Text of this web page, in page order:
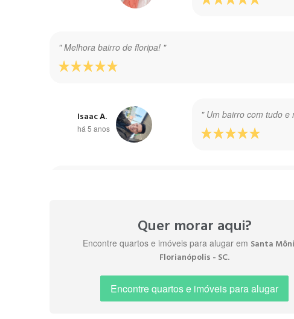
" Melhora bairro de floripa! "
" Um bairro com tudo e
Isaac A.
há 5 anos
Quer morar aqui?
Encontre quartos e imóveis para alugar em Santa
Florianópolis - SC.
Encontre quartos e imóveis para alugar